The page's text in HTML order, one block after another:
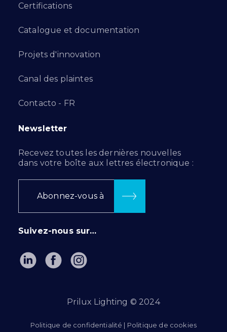
Certifications
Catalogue et documentation
Projets d'innovation
Canal des plaintes
Contacto - FR
Newsletter
Recevez toutes les dernières nouvelles
dans votre boîte aux lettres électronique :
Abonnez-vous à
Suivez-nous sur…
Prilux Lighting © 2024
Politique de confidentialité | Politique de cookies